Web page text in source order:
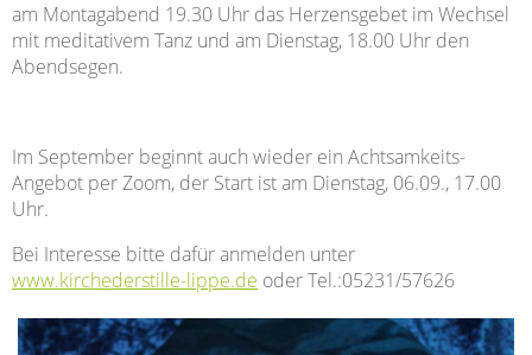
am Montagabend 19.30 Uhr das Herzensgebet im Wechsel
mit meditativem Tanz und am Dienstag, 18.00 Uhr den
Abendsegen.
Im September beginnt auch wieder ein Achtsamkeits-
Angebot per Zoom, der Start ist am Dienstag, 06.09., 17.00
Uhr.
Bei Interesse bitte dafür anmelden unter
www.kirchederstille-lippe.de oder Tel.:05231/57626